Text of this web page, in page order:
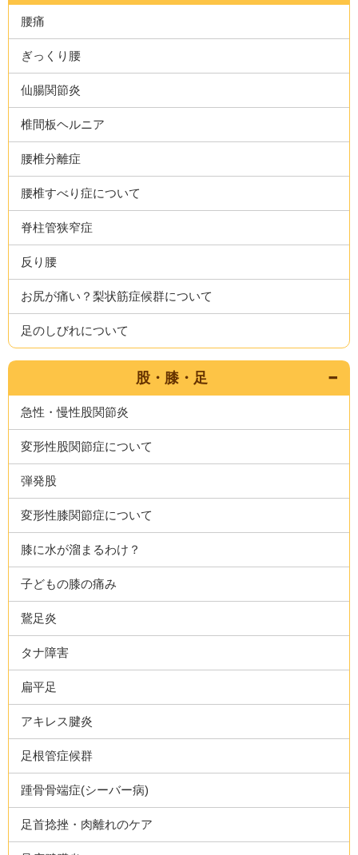
腰痛
ぎっくり腰
仙腸関節炎
椎間板ヘルニア
腰椎分離症
腰椎すべり症について
脊柱管狭窄症
反り腰
お尻が痛い？梨状筋症候群について
足のしびれについて
股・膝・足
急性・慢性股関節炎
変形性股関節症について
弾発股
変形性膝関節症について
膝に水が溜まるわけ？
子どもの膝の痛み
鵞足炎
タナ障害
扁平足
アキレス腱炎
足根管症候群
踵骨骨端症(シーバー病)
足首捻挫・肉離れのケア